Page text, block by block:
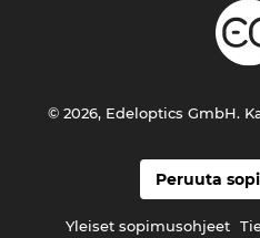
Peruuta
Yleiset sopimusohjeet
© 2026, Edeloptics GmbH.